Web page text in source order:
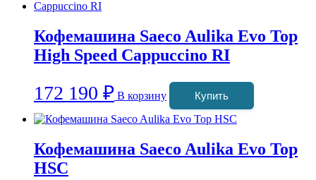
Кофемашина Saeco Aulika Evo Top
High Speed Cappuccino RI
172 190 ₽ В корзину Купить
Кофемашина Saeco Aulika Evo Top
HSC